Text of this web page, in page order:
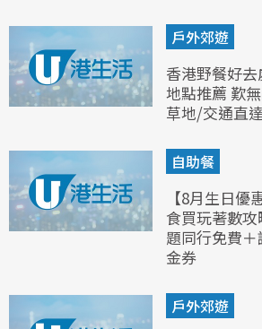
戶外郊遊
香港野餐好
地點推薦 歎
草地/交通直達
自助餐
【8月生日優
食買玩著數
題同行免費
金券
戶外郊遊